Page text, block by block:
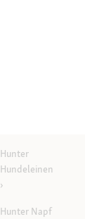
Hunter
Hundeleinen
Hunter Napf